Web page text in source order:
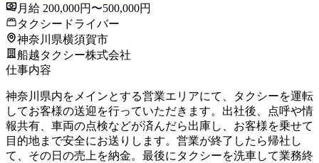
月給 200,000円〜500,000円
タクシードライバー
神奈川県横須賀市
船越タクシー株式会社
仕事内容
神奈川県内をメインとする営業エリアにて、タクシーを運転
してお客様の送迎を行っていただきます。出社後、点呼や情
報共有、車両の点検などが済んだら出庫し、お客様を乗せて
目的地まで安全にお送りします。営業が終了したら帰社し
て、その日の売上を納金。最後にタクシーを洗車して業務終